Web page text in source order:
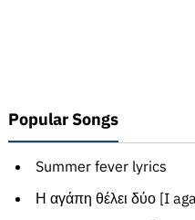
Popular Songs
Summer fever lyrics
Η αγάπη θέλει δύο [I